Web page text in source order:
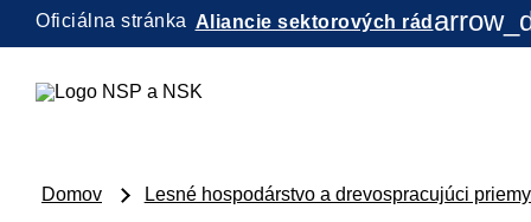
Oficiálna stránka Aliancie sektorových rád
Domov Lesné hospodárstvo a drevospracujúci